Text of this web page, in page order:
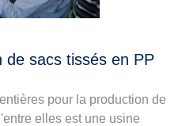
de sacs tissés en PP
pour la production de
elles est une usine